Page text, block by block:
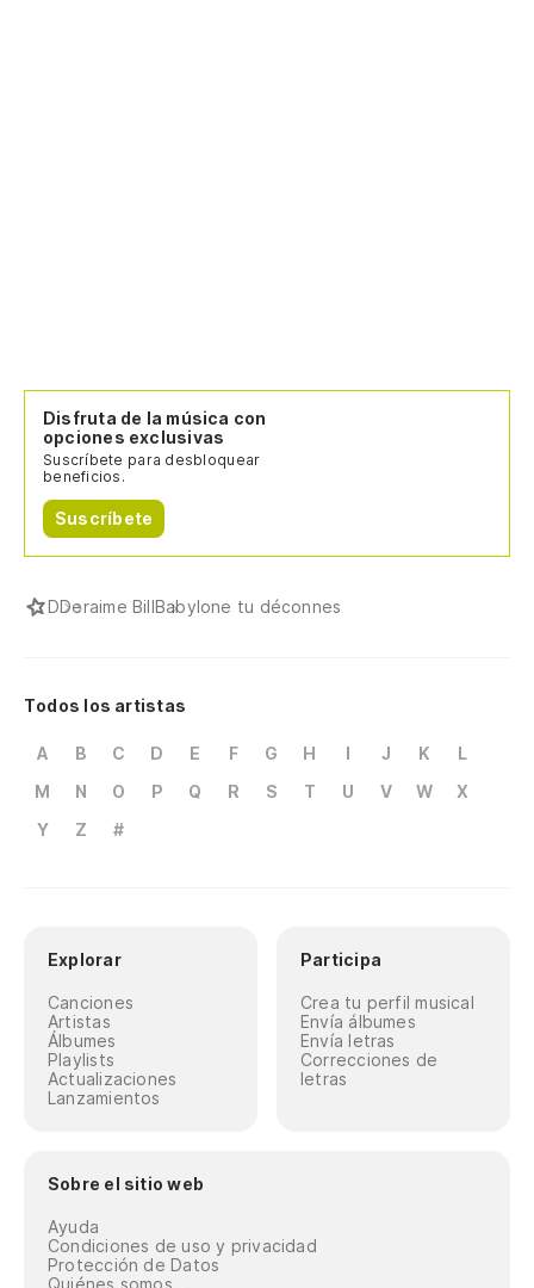
Disfruta de la música con
opciones exclusivas
Suscríbete para desbloquear
beneficios.
Suscríbete
DDeraime BillBabylone tu déconnes
Todos los artistas
A B C D E F G H I J K
L
M
N O P Q R S T U V W
X
Y
Z #
Explorar
Canciones
Artistas
Álbumes
Playlists
Actualizaciones
Lanzamientos
Participa
Crea tu perfil musical
Envía álbumes
Envía letras
Correcciones de
letras
Sobre el sitio web
Ayuda
Condiciones de uso y privacidad
Protección de Datos
Quiénes somos